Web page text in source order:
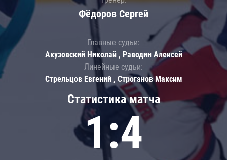
Статистика матча
1:4
Фёдоров Сергей
Главные судьи:
Акузовский Николай , Раводин Алексей
Линейные судьи:
Стрельцов Евгений , Строганов Максим